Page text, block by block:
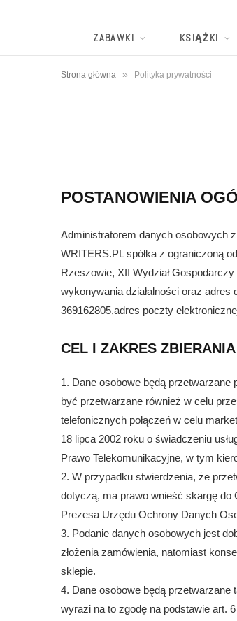
ZABAWKI KSIĄŻKI
Strona główna » Polityka prywatności
POSTANOWIENIA
Administratorem danych osobowych
WRITERS.PL spółka z ograniczoną
Rzeszowie, XII Wydział
wykonywania działalności oraz
369162805,adres poczty
CEL I ZAKRES
1. Dane osobowe będą przetwarzane
być przetwarzane również w celu
telefonicznych połączeń w celu
18 lipca 2002 roku o świadczeniu
Prawo Telekomunikacyjne, w tym
2. W przypadku stwierdzenia, że
dotyczą, ma prawo wnieść skargę do
Prezesa Urzędu Ochrony Danych
3. Podanie danych osobowych jest
złożenia zamówienia, natomiast
sklepie.
4. Dane osobowe będą
wyrazi na to zgodę na podstawie art.